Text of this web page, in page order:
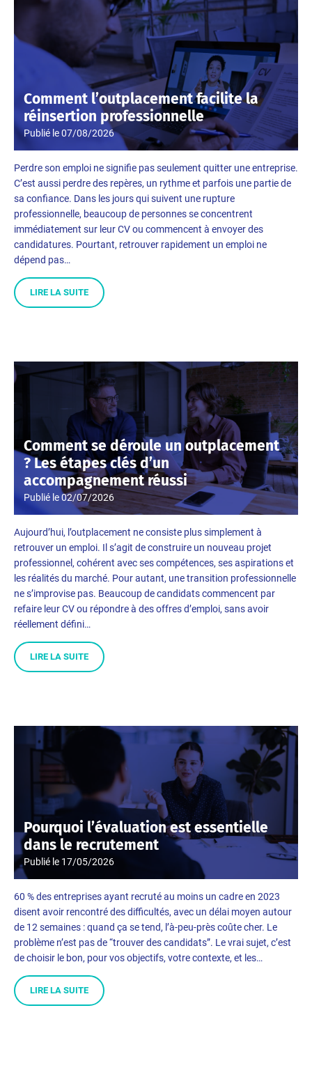
Comment l’outplacement facilite la
réinsertion professionnelle
Publié le07/08/2026
Perdre son emploi ne signifie pas seulement quitter une entreprise.
C’est aussi perdre des repères, un rythme et parfois une partie de
sa confiance. Dans les jours qui suivent une rupture
professionnelle, beaucoup de personnes se concentrent
immédiatement sur leur CV ou commencent à envoyer des
candidatures. Pourtant, retrouver rapidement un emploi ne
dépend pas…
LIRE LA SUITE
Comment se déroule un outplacement
? Les étapes clés d’un
accompagnement réussi
Publié le02/07/2026
Aujourd’hui, l’outplacement ne consiste plus simplement à
retrouver un emploi. Il s’agit de construire un nouveau projet
professionnel, cohérent avec ses compétences, ses aspirations et
les réalités du marché. Pour autant, une transition professionnelle
ne s’improvise pas. Beaucoup de candidats commencent par
refaire leur CV ou répondre à des offres d’emploi, sans avoir
réellement défini…
LIRE LA SUITE
Pourquoi l’évaluation est essentielle
dans le recrutement
Publié le 17/05/2026
60 % des entreprises ayant recruté au moins un cadre en 2023
disent avoir rencontré des difficultés, avec un délai moyen autour
de 12 semaines : quand ça se tend, l’à-peu-près coûte cher. Le
problème n’est pas de “trouver des candidats”. Le vrai sujet, c’est
de choisir le bon, pour vos objectifs, votre contexte, et les…
LIRE LA SUITE